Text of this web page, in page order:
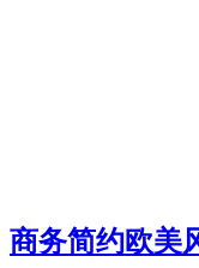
商务简约欧美